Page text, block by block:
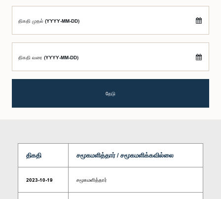
திகதி முதல் (YYYY-MM-DD)
திகதி வரை (YYYY-MM-DD)
தேடு
திகதி சமூகமளித்தார் / சமூகமளிக்கவில்லை
2023-10-19 சமூகமளித்தார்